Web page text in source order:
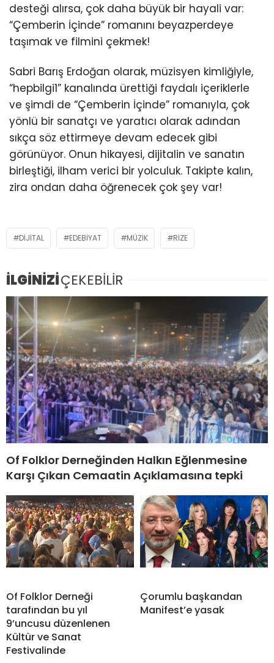
desteği alırsa, çok daha büyük bir hayali var:
“Çemberin İçinde” romanını beyazperdeye
taşımak ve filmini çekmek!
Sabri Barış Erdoğan olarak, müzisyen kimliğiyle,
“hepbilgi1” kanalında ürettiği faydalı içeriklerle
ve şimdi de “Çemberin İçinde” romanıyla, çok
yönlü bir sanatçı ve yaratıcı olarak adından
sıkça söz ettirmeye devam edecek gibi
görünüyor. Onun hikayesi, dijitalin ve sanatın
birleştiği, ilham verici bir yolculuk. Takipte kalın,
zira ondan daha öğrenecek çok şey var!
DIJITAL EDEBIYAT MÜZIK RIZE
İLGİNİZİÇEKEBİLİR
Of Folklor Derneğinden Halkın Eğlenmesine
Karşı Çıkan Cemaatin Açıklamasına tepki
Of Folklor Derneği
tarafından bu yıl
9’uncusu düzenlenen
Kültür ve Sanat
Festivalinde
Çorumlu başkandan
Manifest’e yasak